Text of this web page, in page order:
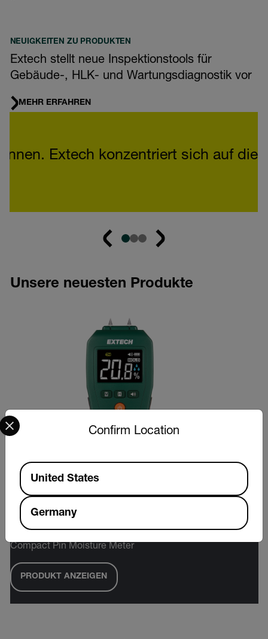
NEUIGKEITEN ZU PRODUKTEN
Extech stellt neue Inspektionstools für
Gebäude-, HLK- und Wartungsdiagnostik vor
MEHR ERFAHREN
Extech konzentriert sich auf
Unsere neuesten Produkte
Extech MO50A
Compact Pin Moisture Meter
PRODUKT ANZEIGEN
Confirm Location
Select your preferred country and language from the
Available Locations
United States
Germany